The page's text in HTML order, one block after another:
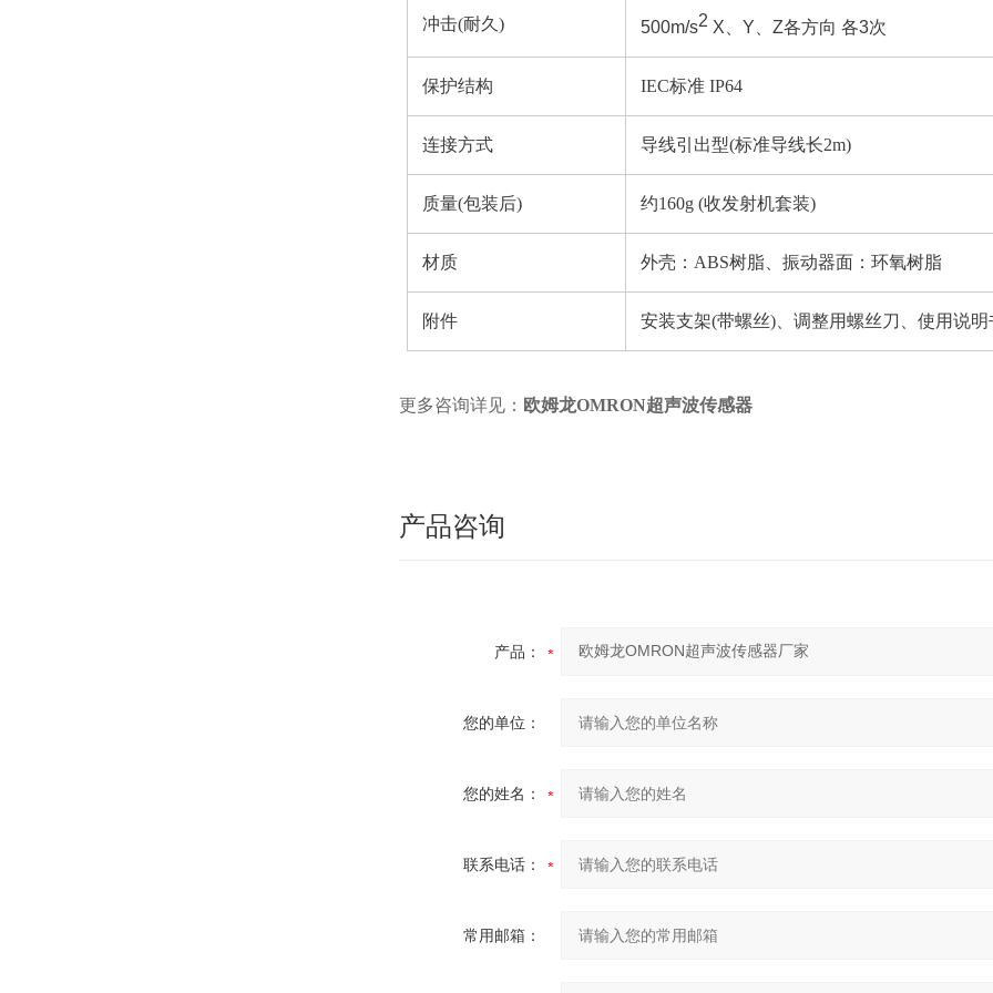
冲击(耐久) 500m/s2 X、Y、Z各方向 各3次
保护结构 IEC标准 IP64
连接方式 导线引出型(标准导线长2m)
质量(包装后) 约160g (收发射机套装)
材质 外壳：ABS树脂、振动器面：环氧树脂
附件 安装支架(带螺丝)、调整用螺丝刀、使用说明
更多咨询详见： 欧姆龙OMRON超声波传感器
产品咨询
产品：
您的单位：
您的姓名：
联系电话：
常用邮箱：